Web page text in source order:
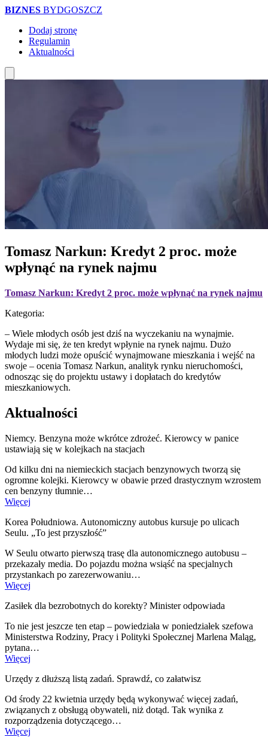
BIZNES BYDGOSZCZ
Dodaj stronę
Regulamin
Aktualności
Tomasz Narkun: Kredyt 2 proc. może
wpłynąć na rynek najmu
Tomasz Narkun: Kredyt 2 proc. może wpłynąć na rynek najmu
Kategoria:
– Wiele młodych osób jest dziś na wyczekaniu na wynajmie.
Wydaje mi się, że ten kredyt wpłynie na rynek najmu. Dużo
młodych ludzi może opuścić wynajmowane mieszkania i wejść na
swoje – ocenia Tomasz Narkun, analityk rynku nieruchomości,
odnosząc się do projektu ustawy i dopłatach do kredytów
mieszkaniowych.
Aktualności
Niemcy. Benzyna może wkrótce zdrożeć. Kierowcy w panice
ustawiają się w kolejkach na stacjach
Od kilku dni na niemieckich stacjach benzynowych tworzą się
ogromne kolejki. Kierowcy w obawie przed drastycznym wzrostem
cen benzyny tłumnie…
Więcej
Korea Południowa. Autonomiczny autobus kursuje po ulicach
Seulu. „To jest przyszłość”
W Seulu otwarto pierwszą trasę dla autonomicznego autobusu –
przekazały media. Do pojazdu można wsiąść na specjalnych
przystankach po zarezerwowaniu…
Więcej
Zasiłek dla bezrobotnych do korekty? Minister odpowiada
To nie jest jeszcze ten etap – powiedziała w poniedziałek szefowa
Ministerstwa Rodziny, Pracy i Polityki Społecznej Marlena Maląg,
pytana…
Więcej
Urzędy z dłuższą listą zadań. Sprawdź, co załatwisz
Od środy 22 kwietnia urzędy będą wykonywać więcej zadań,
związanych z obsługą obywateli, niż dotąd. Tak wynika z
rozporządzenia dotyczącego…
Więcej